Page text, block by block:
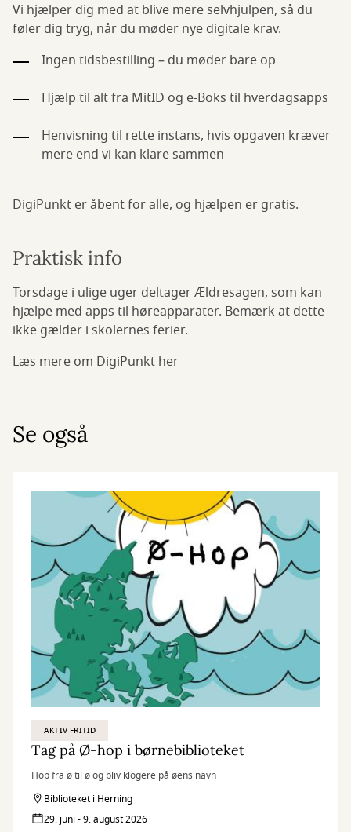
Vi hjælper dig med at blive mere selvhjulpen, så du
føler dig tryg, når du møder nye digitale krav.
Ingen tidsbestilling – du møder bare op
Hjælp til alt fra MitID og e-Boks til hverdagsapps
Henvisning til rette instans, hvis opgaven kræver
mere end vi kan klare sammen
DigiPunkt er åbent for alle, og hjælpen er gratis.
Praktisk info
Torsdage i ulige uger deltager Ældresagen, som kan
hjælpe med apps til høreapparater. Bemærk at dette
ikke gælder i skolernes ferier.
Læs mere om DigiPunkt her
Se også
AKTIV FRITID
Tag på Ø-hop i børnebiblioteket
Hop fra ø til ø og bliv klogere på øens navn
Biblioteket i Herning
29. juni - 9. august 2026